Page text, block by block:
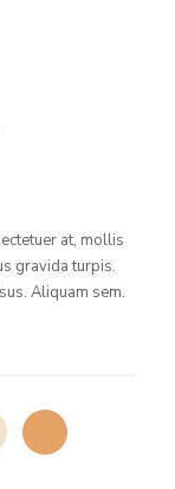
at, mollis
gravida turpis.
Aliquam sem.